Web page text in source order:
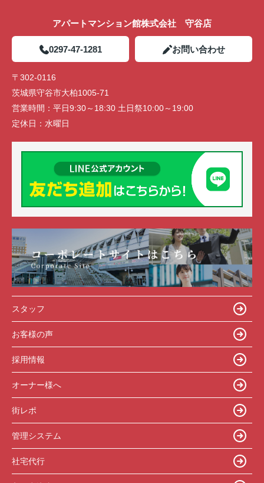
アパートマンション館株式会社 守谷店
0297-47-1281 お問い合わせ
〒302-0116
茨城県守谷市大柏1005-71
営業時間： 平日9:30～18:30 土日祭10:00～19:00
定休日： 水曜日
スタッフ
お客様の声
採用情報
オーナー様へ
街レポ
管理システム
社宅代行